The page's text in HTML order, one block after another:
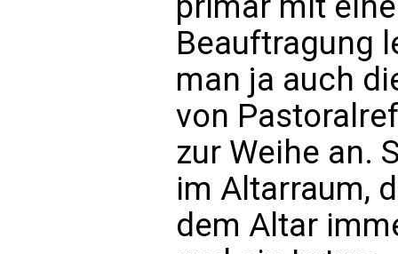
Beauftragung
man ja auch
von
zur Weihe an.
im Altarraum,
dem Altar